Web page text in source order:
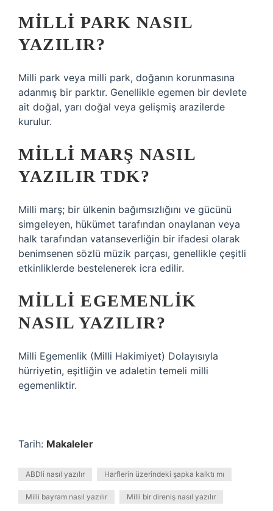
MILLI PARK NASIL
YAZILIR?
Milli park veya milli park, doğanın korunmasına
adanmış bir parktır. Genellikle egemen bir devlete
ait doğal, yarı doğal veya gelişmiş arazilerde
kurulur.
MILLI MARŞ NASIL
YAZILIR TDK?
Milli marş; bir ülkenin bağımsızlığını ve gücünü
simgeleyen, hükümet tarafından onaylanan veya
halk tarafından vatanseverliğin bir ifadesi olarak
benimsenen sözlü müzik parçası, genellikle çeşitli
etkinliklerde bestelenerek icra edilir.
MILLI EGEMENLIK
NASIL YAZILIR?
Milli Egemenlik (Milli Hakimiyet) Dolayısıyla
hürriyetin, eşitliğin ve adaletin temeli milli
egemenliktir.
Tarih: Makaleler
ABDli nasıl yazılır Harflerin üzerindeki şapka kalktı mı
Milli bayram nasıl yazılır Milli bir direniş nasıl yazılır